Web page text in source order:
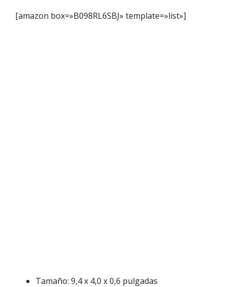
[amazon box=»B098RL6SBJ» template=»list»]
Tamaño: 9,4 x 4,0 x 0,6 pulgadas